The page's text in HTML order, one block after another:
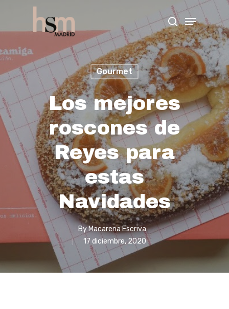
Hit enter to search or ESC to close
Gourmet
Los mejores
roscones de
Reyes para
estas
Navidades
ByMacarena Escriva
17 diciembre, 2020